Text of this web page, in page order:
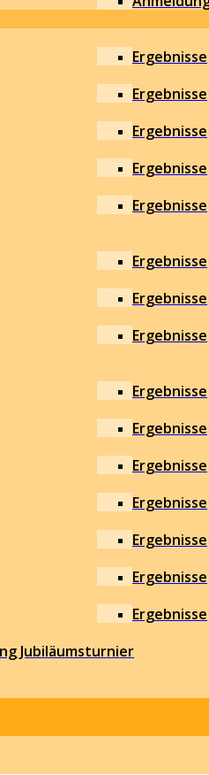
Ergebnisse
Ergebnisse
Ergebnisse
Ergebnisse
Ergebnisse
Ergebnisse
Ergebnisse
Ergebnisse
Ergebnisse
Ergebnisse
Ergebnisse
Ergebnisse
Ergebnisse
Ergebnisse
Ergebnisse
Jubiläumsturnier